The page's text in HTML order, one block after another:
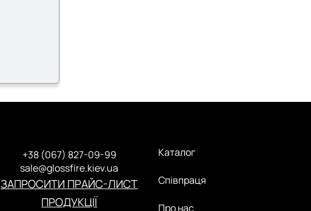
+38 (067) 827-09-99
sale@glossfire.kiev.ua
ЗАПРОСИТИ ПРАЙС-ЛИСТ
ПРОДУКЦІЇ
Каталог
Співпраця
Про нас